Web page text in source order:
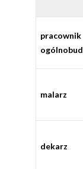
pracownik
malarz
dekarz